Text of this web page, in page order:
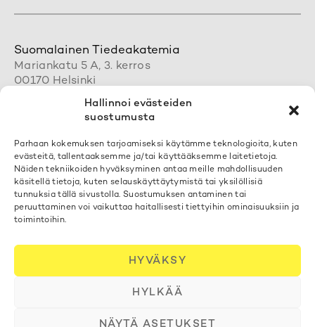
Hallinnoi evästeiden
suostumusta
Parhaan kokemuksen tarjoamiseksi käytämme teknologioita, kuten
evästeitä, tallentaaksemme ja/tai käyttääksemme laitetietoja.
Näiden tekniikoiden hyväksyminen antaa meille mahdollisuuden
käsitellä tietoja, kuten selauskäyttäytymistä tai yksilöllisiä
tunnuksia tällä sivustolla. Suostumuksen antaminen tai
peruuttaminen voi vaikuttaa haitallisesti tiettyihin ominaisuuksiin ja
toimintoihin.
HYVÄKSY
HYLKÄÄ
NÄYTÄ ASETUKSET
Suomalainen Tiedeakatemia
Mariankatu 5 A, 3. kerros
00170 Helsinki
+358 50 462 0890
acadsci@acadsci.fi
Henkilökunnan yhteystiedot
Löydät yhteystietomme täältä
Tilaa uutiskirjeemme
Voit liittyä postituslistallemme
Evästekäytäntö
Tietosuojaselosteet